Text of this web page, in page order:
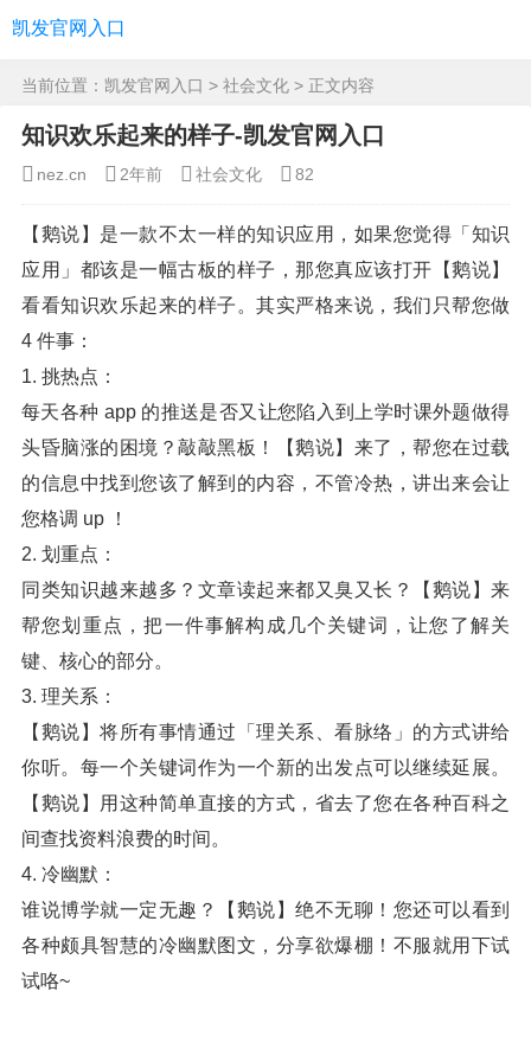
凯发官网入口
当前位置： 凯发官网入口 > 社会文化 > 正文内容
知识欢乐起来的样子-凯发官网入口
nez.cn 2年前 社会文化 82
【鹅说】是一款不太一样的知识应用，如果您觉得「知识
应用」都该是一幅古板的样子，那您真应该打开【鹅说】
看看知识欢乐起来的样子。其实严格来说，我们只帮您做
4 件事：
1. 挑热点：
每天各种 app 的推送是否又让您陷入到上学时课外题做得
头昏脑涨的困境？敲敲黑板！【鹅说】来了，帮您在过载
的信息中找到您该了解到的内容，不管冷热，讲出来会让
您格调 up ！
2. 划重点：
同类知识越来越多？文章读起来都又臭又长？【鹅说】来
帮您划重点，把一件事解构成几个关键词，让您了解关
键、核心的部分。
3. 理关系：
【鹅说】将所有事情通过「理关系、看脉络」的方式讲给
你听。每一个关键词作为一个新的出发点可以继续延展。
【鹅说】用这种简单直接的方式，省去了您在各种百科之
间查找资料浪费的时间。
4. 冷幽默：
谁说博学就一定无趣？【鹅说】绝不无聊！您还可以看到
各种颇具智慧的冷幽默图文，分享欲爆棚！不服就用下试
试咯~